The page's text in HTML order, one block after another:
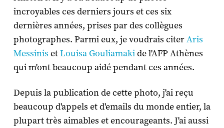
incroyables ces derniers jours et ces six
dernières années, prises par des collègues
photographes. Parmi eux, je voudrais citerAris
Messinis etLouisa Gouliamakide l'AFP Athènes
qui m'ont beaucoup aidé pendant ces années.
Depuis la publication de cette photo, j'ai reçu
beaucoup d'appels et d'emails du monde entier, la
plupart très aimables et encourageants. J'ai aussi